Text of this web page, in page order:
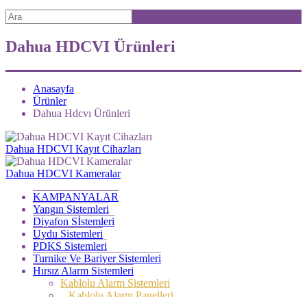
Dahua HDCVI Ürünleri
Anasayfa
Ürünler
Dahua Hdcvı Ürünleri
Dahua HDCVI Kayıt Cihazları
Dahua HDCVI Kameralar
KAMPANYALAR
Yangın Sistemleri
Diyafon Sİstemleri
Uydu Sistemleri
PDKS Sistemleri
Turnike Ve Bariyer Sistemleri
Hırsız Alarm Sistemleri
Kablolu Alarm Sistemleri